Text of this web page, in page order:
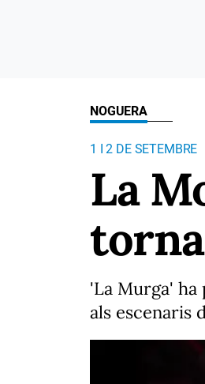
NOGUERA
1 I 2 DE SETEMBRE
La
'La Murga'
als escenaris